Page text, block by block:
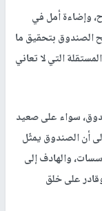
وإضاءة أمل في
الصندوق بتحقيق ما
التي لا تعاني
سواء على صعيد
إلى أن الصندوق يمثّل
والهادف إلى
على خلق